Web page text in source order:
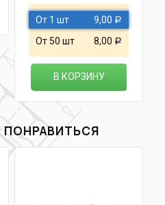
От 1 шт 9,00 Р
От 50 шт 8,00 Р
В КОРЗИНУ